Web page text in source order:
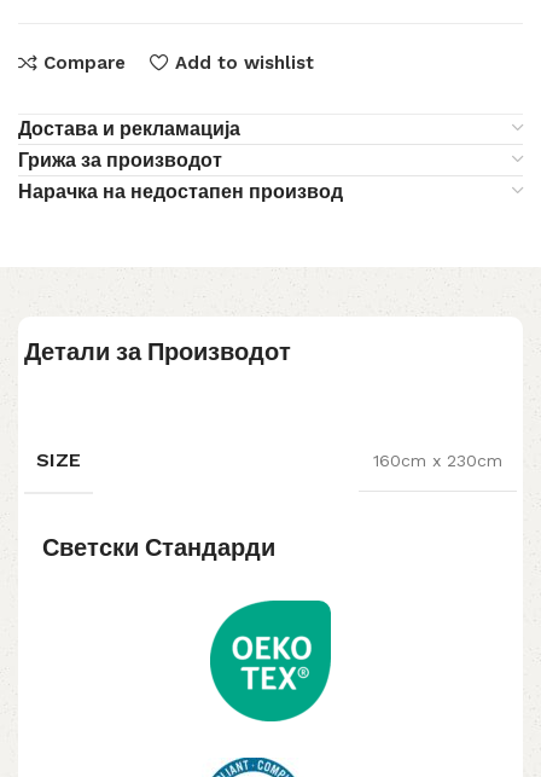
Compare Add to wishlist
Достава и рекламација
Грижа за производот
Нарачка на недостапен производ
Детали за Производот
SIZE 160cm x 230cm
Светски Стандарди